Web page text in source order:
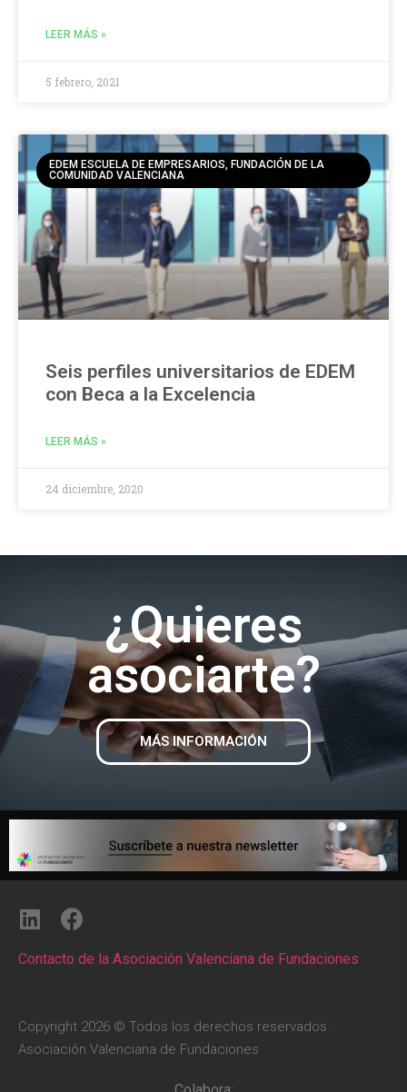
LEER MÁS »
5 febrero, 2021
EDEM ESCUELA DE EMPRESARIOS, FUNDACIÓN DE LA
COMUNIDAD VALENCIANA
Seis perfiles universitarios de EDEM
con Beca a la Excelencia
LEER MÁS »
24 diciembre, 2020
¿Quieres
asociarte?
MÁS INFORMACIÓN
Contacto de la Asociación Valenciana de Fundaciones
Copyright 2026 © Todos los derechos reservados.
Asociación Valenciana de Fundaciones